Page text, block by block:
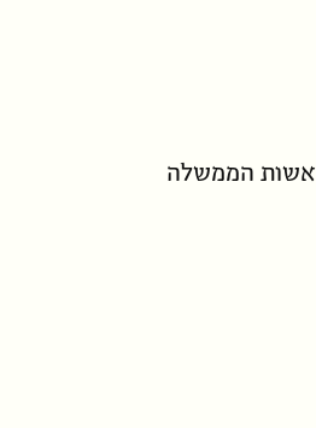
הממשלה